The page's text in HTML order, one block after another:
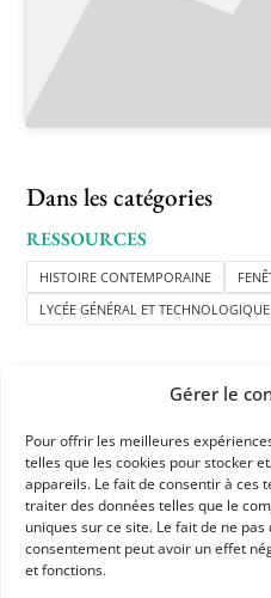
Gérer le
Pour offrir les meilleures
telles que les cookies pour stocker
appareils. Le fait de consentir à ces
traiter des données telles que le
uniques sur ce site. Le fait de ne
consentement peut avoir un effet
et fonctions.
Dans les catégories
RESSOURCES
HISTOIRE CONTEMPORAINE
LYCÉE GÉNÉRAL ET TECHNOLOGIQUE
Association des